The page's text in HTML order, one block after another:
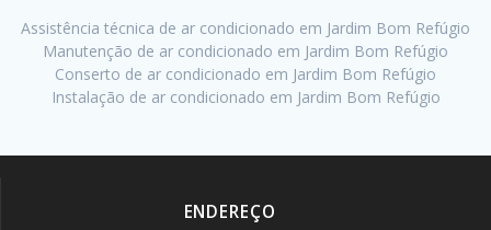
Assistência técnica de ar condicionado em Jardim Bom Refúgio
Manutenção de ar condicionado em Jardim Bom Refúgio
Conserto de ar condicionado em Jardim Bom Refúgio
Instalação de ar condicionado em Jardim Bom Refúgio
ENDEREÇO